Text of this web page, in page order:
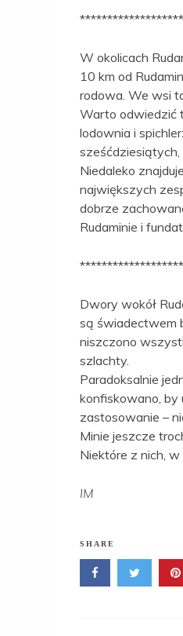
W okolicach
10 km od
rodowa. We wsi
Warto odwiedzić
lodownia i
sześćdziesiątych,
Niedaleko
największych
dobrze
Rudaminie i
Dwory wokół
są świadectwem
niszczono
szlachty.
Paradoksalnie
konfiskowano, by
zastosowanie –
Minie jeszcze
Niektóre z nich,
IM
SHARE